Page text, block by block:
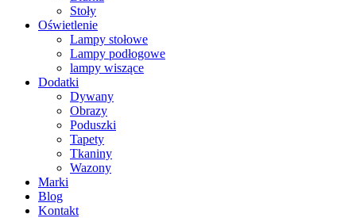
Stoły
Oświetlenie
Lampy stołowe
Lampy podłogowe
lampy wiszące
Dodatki
Dywany
Obrazy
Poduszki
Tapety
Tkaniny
Wazony
Marki
Blog
Kontakt